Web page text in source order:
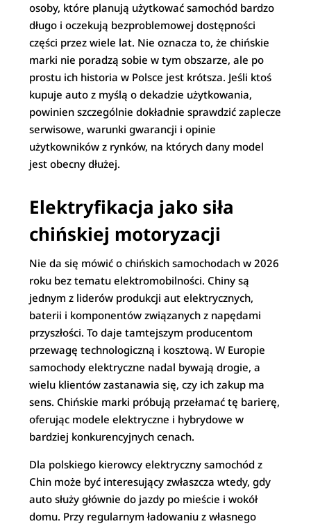
osoby, które planują użytkować samochód bardzo
długo i oczekują bezproblemowej dostępności
części przez wiele lat. Nie oznacza to, że chińskie
marki nie poradzą sobie w tym obszarze, ale po
prostu ich historia w Polsce jest krótsza. Jeśli ktoś
kupuje auto z myślą o dekadzie użytkowania,
powinien szczególnie dokładnie sprawdzić zaplecze
serwisowe, warunki gwarancji i opinie
użytkowników z rynków, na których dany model
jest obecny dłużej.
Elektryfikacja jako siła
chińskiej motoryzacji
Nie da się mówić o chińskich samochodach w 2026
roku bez tematu elektromobilności. Chiny są
jednym z liderów produkcji aut elektrycznych,
baterii i komponentów związanych z napędami
przyszłości. To daje tamtejszym producentom
przewagę technologiczną i kosztową. W Europie
samochody elektryczne nadal bywają drogie, a
wielu klientów zastanawia się, czy ich zakup ma
sens. Chińskie marki próbują przełamać tę barierę,
oferując modele elektryczne i hybrydowe w
bardziej konkurencyjnych cenach.
Dla polskiego kierowcy elektryczny samochód z
Chin może być interesujący zwłaszcza wtedy, gdy
auto służy głównie do jazdy po mieście i wokół
domu. Przy regularnym ładowaniu z własnego